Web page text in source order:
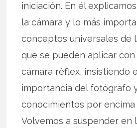
iniciación. En él
la cámara y lo más
conceptos universales de
que se pueden aplicar
cámara réflex, insistiendo
importancia del fotógrafo
conocimientos por encima
Volvemos a suspender en